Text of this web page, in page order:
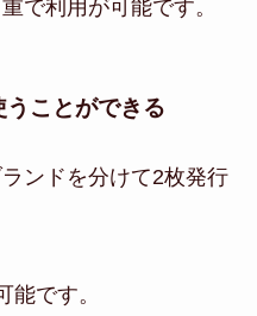
で利用が可能です。
ことができる
ンドを分けて2枚発行
です。